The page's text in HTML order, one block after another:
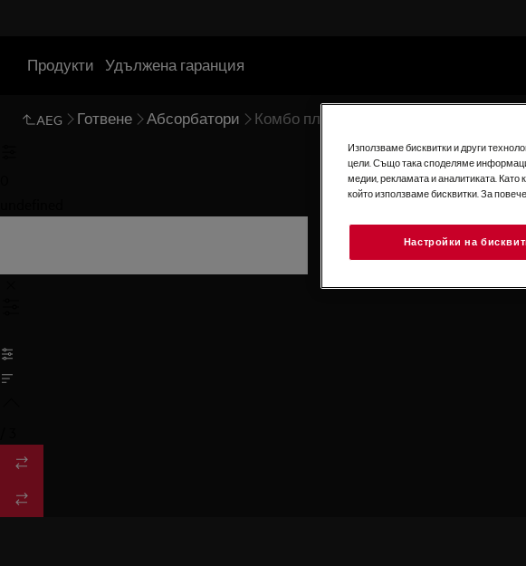
Продукти Удължена гаранция
AEG Готвене Абсорбатори Комбо плот с абсорбатор
Използваме бисквитки и други
цели. Също така споделяме
медии, рекламата и аналитиката. Като
който използваме бисквитки. За
Настройки на